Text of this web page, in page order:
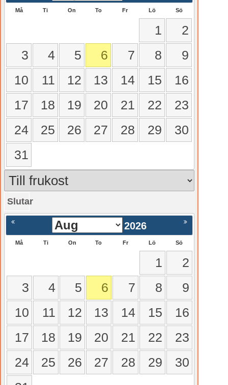
Må Ti On To Fr Lö Sö
1
2
3
4 5 6 7 8
9
10
11 12 13 14 15
16
17
18 19 20 21 22
23
24
25 26 27 28 29
30
31
Slutar
Nästa >
2026
Må Ti On To Fr Lö Sö
1
2
3
4 5 6 7 8
9
10
11 12 13 14 15
16
17
18 19 20 21 22
23
24
25 26 27 28 29
30